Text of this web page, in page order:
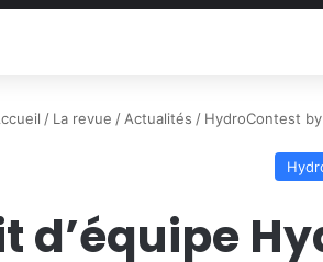
/ La revue / Actualités / HydroContest by
d’équipe